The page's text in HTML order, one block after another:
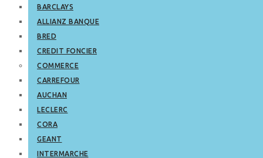
BARCLAYS
ALLIANZ BANQUE
BRED
CREDIT FONCIER
COMMERCE
CARREFOUR
AUCHAN
LECLERC
CORA
GEANT
INTERMARCHE